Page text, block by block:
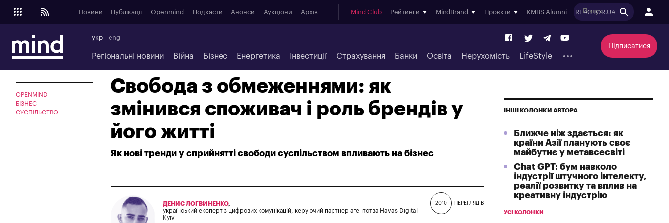
Новини Публікації Openmind Подкасти Анонси Аукціони Архів Mind Club Рейтинги MindBrand Проєкти KMBS Alumni REACTOR.UA
укр eng
Регіональні новини Війна Бізнес Енергетика Інвестиції Страхування Банки Освіта Нерухомість LifeStyle
Підписатися
OPENMIND
БІЗНЕС
СУСПІЛЬСТВО
Свобода з обмеженнями: як
змінився споживач і роль брендів у
його житті
Як нові тренди у сприйнятті свободи суспільством впливають на бізнес
2010 ПЕРЕГЛЯДІВ
ДЕНИС ЛОГВИНЕНКО,
український експерт з цифрових комунікацій, керуючий партнер агентства Havas Digital
Kyiv
ІНШІ КОЛОНКИ АВТОРА
Ближче ніж здається: як
країни Азії планують своє
майбутнє у метавсесвіті
Chat GPT: бум навколо
індустрії штучного інтелекту,
реалії розвитку та вплив на
креативну індустрію
УСІ КОЛОНКИ